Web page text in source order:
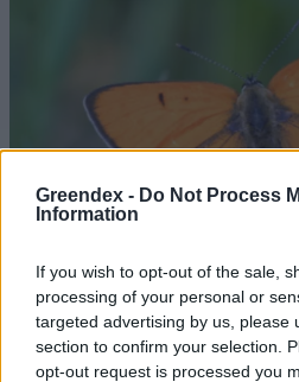
Greendex - Do Not Process
Information
If you wish to opt-out of the sale,
processing of your personal or
targeted advertising by us, please
section to confirm your selection.
opt-out request is processed you